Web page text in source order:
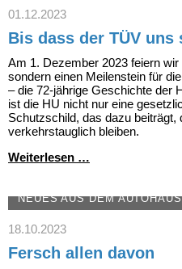
01.12.2023
Bis dass der TÜV uns
Am 1. Dezember 2023 feiern
sondern einen Meilenstein für
– die 72-jährige Geschichte der
ist die HU nicht nur eine
Schutzschild, das dazu
verkehrstauglich bleiben.
Weiterlesen …
TÜV
uns
NEUES AUS DEM AUTOHAUS
18.10.2023
Fersch allen davon